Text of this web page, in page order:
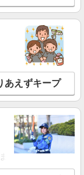
が丘 兵庫県神戸市
を見る
介護職
力・前職給与を考
6,000円/4回を含む
手当 〇時間外勤務
当 〇休日勤務手当
が丘 兵庫県神戸市
あえずキープ
市岩槻区・久喜市・